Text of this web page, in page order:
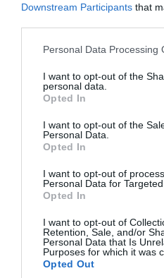
Downstream Participants that
Please note that this website/
not limited to your visit or
grant or deny consent to
use your data for below
consent section.
Personal Data Processing
I want to opt-out of the
personal data.
Opted In
I want to opt-out of the
Personal Data.
Opted In
I want to opt-out of
Personal Data for Targeted
Opted In
I want to opt-out of
Retention, Sale, and/or
Personal Data that Is
Purposes for which it was
Opted Out
Έτσι, κατά τις
Τελωνείο εξόδου της
βυτιοφόρα οχήματα
από το δηλωθέν, και
φορτίο αντί της
ποσότητες αμόλυβδης
Ρουμανία και τη
εγχώρια αγορά, χωρίς
προβλεπόμενων φόρων
Με τον τρόπο αυτό, το
διπλό όφελος: αφενός
των νόμιμων